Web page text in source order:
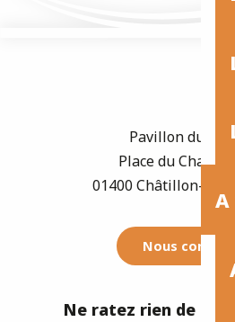
Pavillon du
Place du Champ
01400 Châtillon-sur-
Nous
Ne ratez rien de